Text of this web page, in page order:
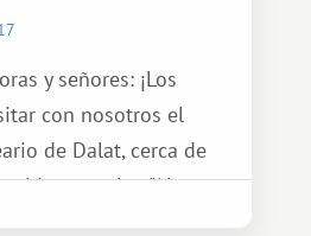
y señores: ¡Los
con nosotros el
de Dalat, cerca de
como los "Alpes
París" o la "Ciudad